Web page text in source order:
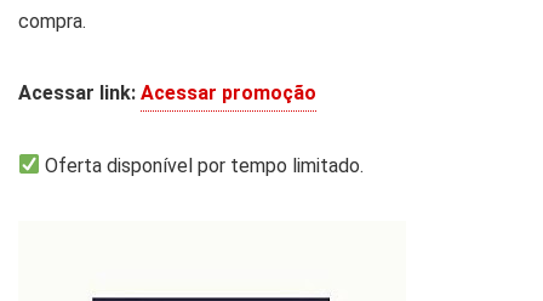
compra.
Acessar link: Acessar promoção
Oferta disponível por tempo limitado.